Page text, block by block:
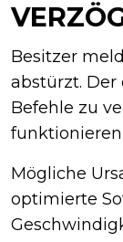
Besitzer
abstürzt.
Befehle zu
Mögliche
optimierte